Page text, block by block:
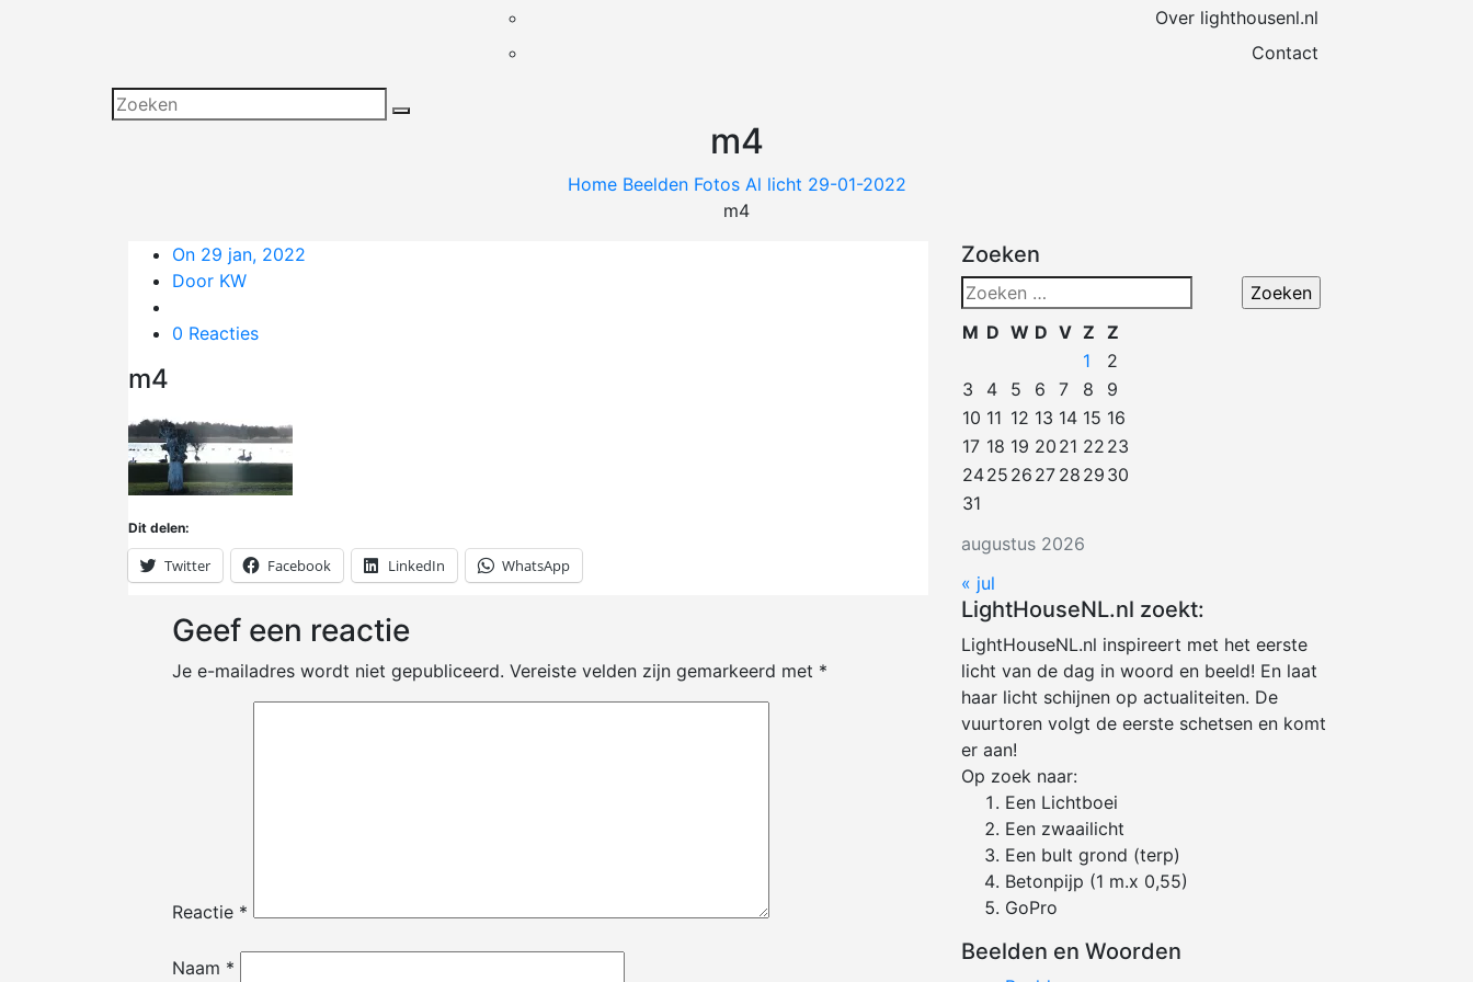
Over lighthousenl.nl
Contact
m4
Home Beelden Fotos Al licht 29-01-2022
m4
On 29 jan, 2022
Door KW
0 Reacties
m4
Dit delen:
Twitter Facebook LinkedIn WhatsApp
Geef een reactie
Je e-mailadres wordt niet gepubliceerd. Vereiste velden zijn gemarkeerd met *
Reactie *
Naam *
Zoeken
Zoeken
naar:
augustus 2026
M D W D V Z Z
1
2
3
4 5 6 7 8
9
10 11 12 13 14 15 16
17 18 19 20 21 22 23
2425 26 27 28 29 30
31
« jul
LightHouseNL.nl zoekt:
LightHouseNL.nl inspireert met het eerste
licht van de dag in woord en beeld! En laat
haar licht schijnen op actualiteiten. De
vuurtoren volgt de eerste schetsen en komt
er aan!
Op zoek naar:
Een Lichtboei
Een zwaailicht
Een bult grond (terp)
Betonpijp (1 m.x 0,55)
GoPro
Beelden en Woorden